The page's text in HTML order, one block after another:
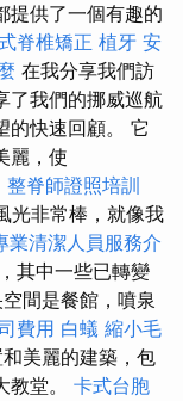
提供了一個有趣的
脊椎矯正 植牙 安
在我分享我們訪
了我們的挪威巡航
的快速回顧。 它
麗，使
整脊師證照培訓
非常棒，就像我
業清潔人員服務介
其中一些已轉變
間是餐館，噴泉
費用 白蟻 縮小毛
美麗的建築，包
教堂。 卡式台胞